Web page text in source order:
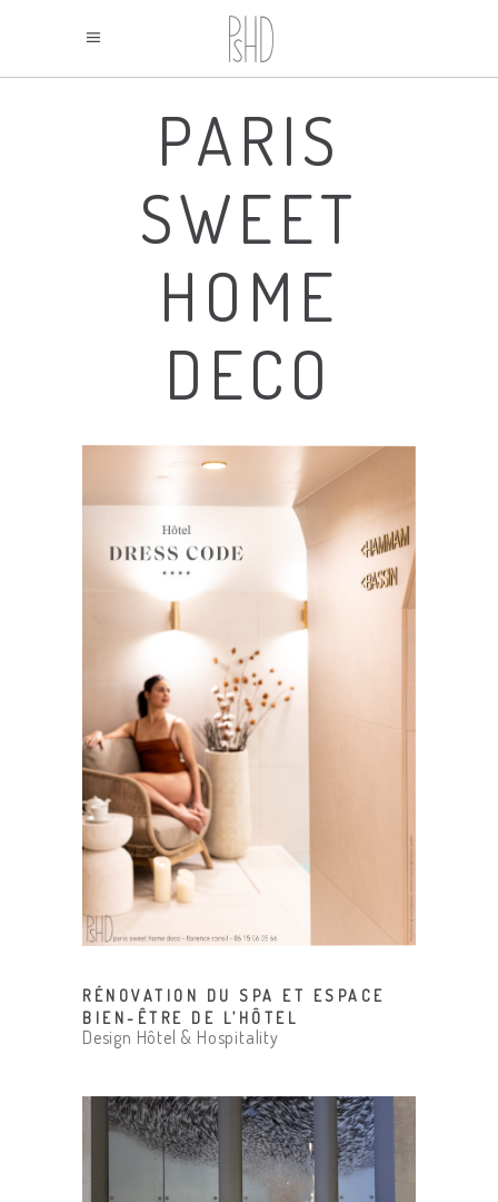
PARIS
SWEET
HOME
DECO
RÉNOVATION DU SPA ET ESPACE
BIEN-ÊTRE DE L’HÔTEL
Design Hôtel & Hospitality